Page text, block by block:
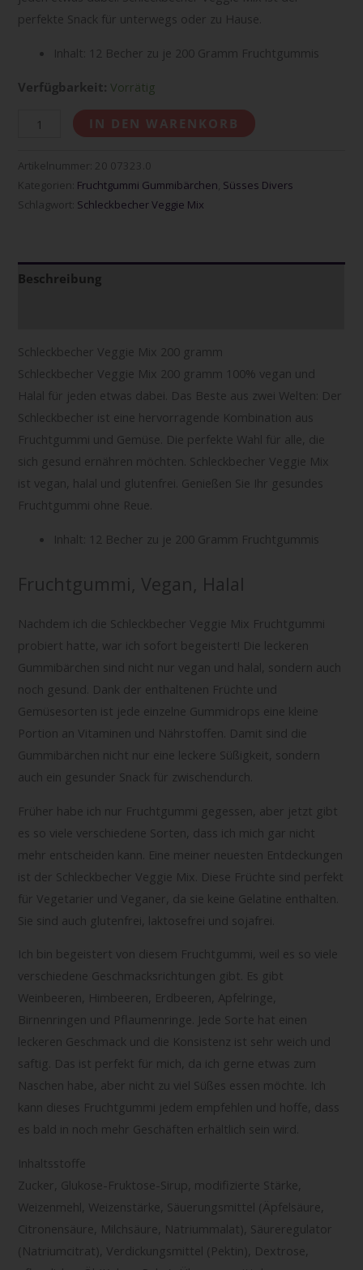
perfekte Snack für unterwegs oder zu Hause.
Inhalt: 12 Becher zu je 200 Gramm Fruchtgummis
Verfügbarkeit: Vorrätig
IN DEN WARENKORB
Artikelnummer: 20 07323.0
Kategorien: Fruchtgummi Gummibärchen Süsses Divers
Schlagwort: Schleckbecher Veggie Mix
Beschreibung
Schleckbecher Veggie Mix 200 gramm
Schleckbecher Veggie Mix 200 gramm 100% vegan und
Halal für jeden etwas dabei. Das Beste aus zwei Welten: Der
Schleckbecher ist eine hervorragende Kombination aus
Fruchtgummi und Gemüse. Die perfekte Wahl für alle, die
sich gesund ernähren möchten. Schleckbecher Veggie Mix
ist vegan, halal und glutenfrei. Genießen Sie Ihr gesundes
Fruchtgummi ohne Reue.
Inhalt: 12 Becher zu je 200 Gramm Fruchtgummis
Fruchtgummi, Vegan, Halal
Nachdem ich die Schleckbecher Veggie Mix Fruchtgummi
probiert hatte, war ich sofort begeistert! Die leckeren
Gummibärchen sind nicht nur vegan und halal, sondern auch
noch gesund. Dank der enthaltenen Früchte und
Gemüsesorten ist jede einzelne Gummidrops eine kleine
Portion an Vitaminen und Nährstoffen. Damit sind die
Gummibärchen nicht nur eine leckere Süßigkeit, sondern
auch ein gesunder Snack für zwischendurch.
Früher habe ich nur Fruchtgummi gegessen, aber jetzt gibt
es so viele verschiedene Sorten, dass ich mich gar nicht
mehr entscheiden kann. Eine meiner neuesten Entdeckungen
ist der Schleckbecher Veggie Mix. Diese Früchte sind perfekt
für Vegetarier und Veganer, da sie keine Gelatine enthalten.
Sie sind auch glutenfrei, laktosefrei und sojafrei.
Ich bin begeistert von diesem Fruchtgummi, weil es so viele
verschiedene Geschmacksrichtungen gibt. Es gibt
Weinbeeren, Himbeeren, Erdbeeren, Apfelringe,
Birnenringen und Pflaumenringe. Jede Sorte hat einen
leckeren Geschmack und die Konsistenz ist sehr weich und
saftig. Das ist perfekt für mich, da ich gerne etwas zum
Naschen habe, aber nicht zu viel Süßes essen möchte. Ich
kann dieses Fruchtgummi jedem empfehlen und hoffe, dass
es bald in noch mehr Geschäften erhältlich sein wird.
Inhaltsstoffe
Zucker, Glukose-Fruktose-Sirup, modifizierte Stärke,
Weizenmehl, Weizenstärke, Säuerungsmittel (Äpfelsäure,
Citronensäure, Milchsäure, Natriummalat), Säureregulator
(Natriumcitrat), Verdickungsmittel (Pektin), Dextrose,